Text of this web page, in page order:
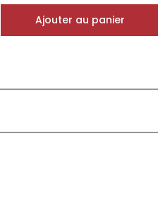
Ajouter au panier